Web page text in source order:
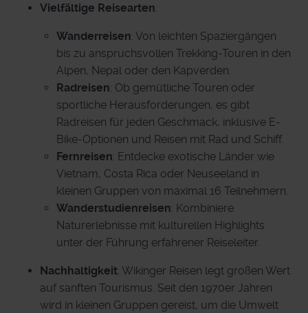
Vielfältige Reisearten:
Wanderreisen: Von leichten Spaziergängen
bis zu anspruchsvollen Trekking-Touren in den
Alpen, Nepal oder den Kapverden.
Radreisen: Ob gemütliche Touren oder
sportliche Herausforderungen, es gibt
Radreisen für jeden Geschmack, inklusive E-
Bike-Optionen und Reisen mit Rad und Schiff.
Fernreisen: Entdecke exotische Länder wie
Vietnam, Costa Rica oder Neuseeland in
kleinen Gruppen von maximal 16 Teilnehmern.
Wanderstudienreisen: Kombiniere
Naturerlebnisse mit kulturellen Highlights
unter der Führung erfahrener Reiseleiter.
Nachhaltigkeit: Wikinger Reisen legt großen Wert
auf sanften Tourismus. Seit den 1970er Jahren
wird in kleinen Gruppen gereist, um die Umwelt